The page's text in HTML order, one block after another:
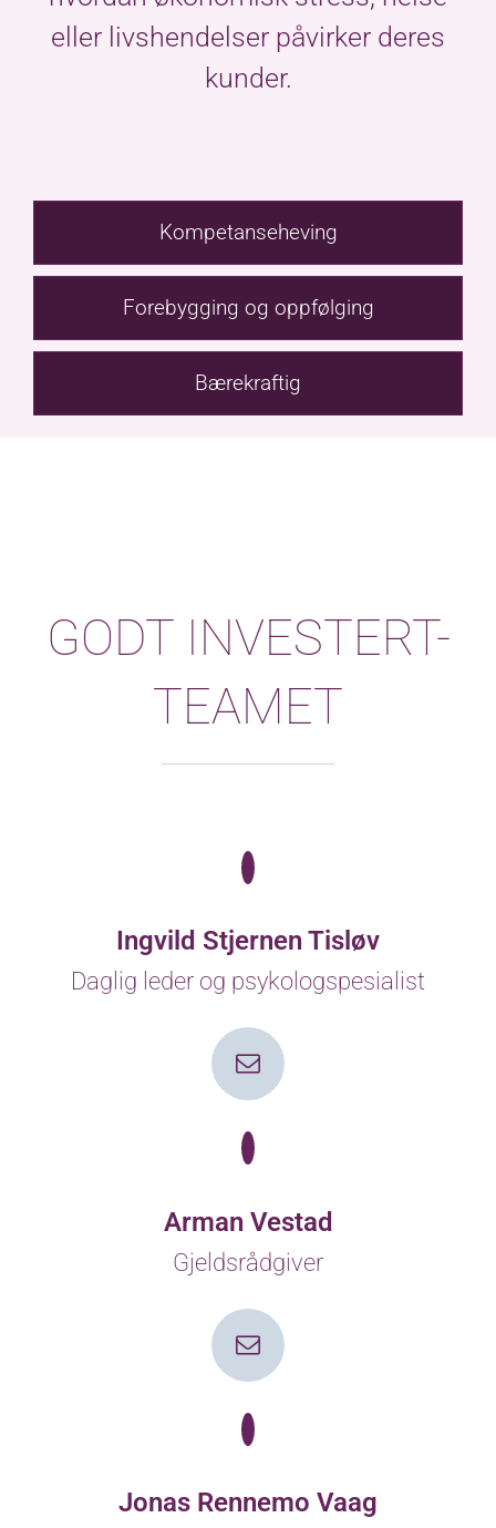
eller livshendelser påvirker deres
kunder.
Kompetanseheving
Forebygging og oppfølging
Bærekraftig
GODT INVESTERT-
TEAMET
Ingvild Stjernen Tisløv
Daglig leder og psykologspesialist
Arman Vestad
Gjeldsrådgiver
Jonas Rennemo Vaag